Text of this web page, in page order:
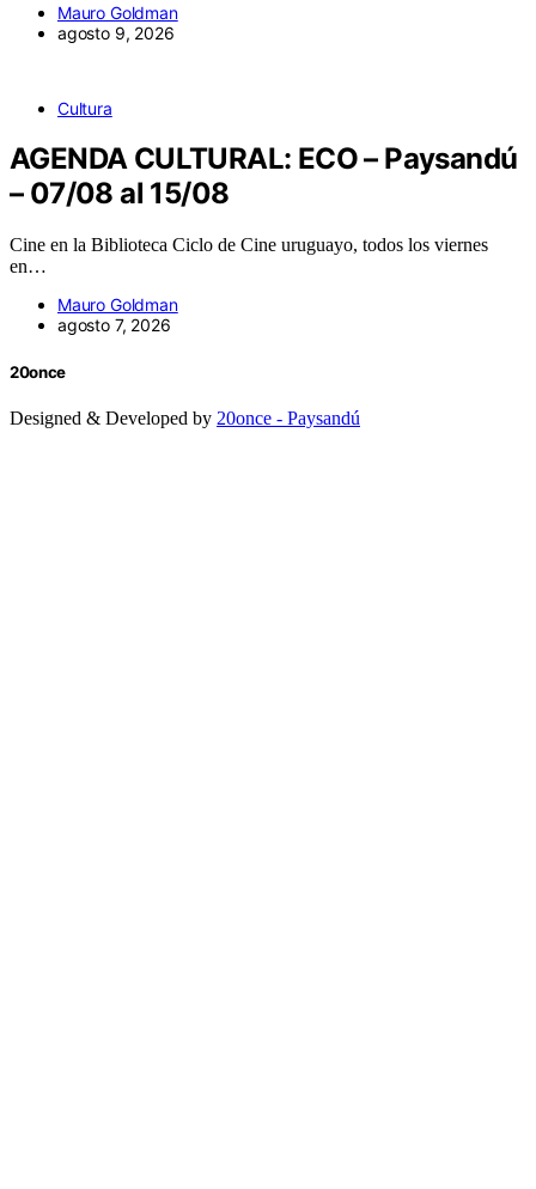
Mauro Goldman
agosto 9, 2026
Cultura
AGENDA CULTURAL: ECO – Paysandú
– 07/08 al 15/08
Cine en la Biblioteca Ciclo de Cine uruguayo, todos los viernes
en…
Mauro Goldman
agosto 7, 2026
20once
Designed & Developed by 20once - Paysandú